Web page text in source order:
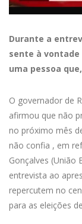
Durante a
sente à vontade
uma pessoa
O governador de
afirmou que não
no próximo mês
não confia , em
Gonçalves (União
entrevista ao
repercutem no
para as eleições